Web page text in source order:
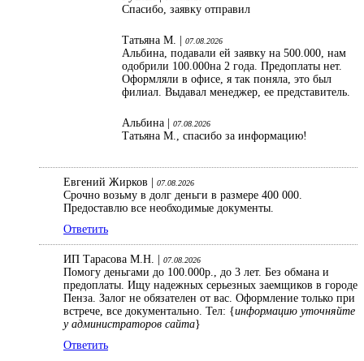
Спасибо, заявку отправил
Татьяна М. | 07.08.2026
Альбина, подавали ей заявку на 500.000, нам
одобрили 100.000на 2 года. Предоплаты нет.
Оформляли в офисе, я так поняла, это был
филиал. Выдавал менеджер, ее представитель.
Альбина | 07.08.2026
Татьяна М., спасибо за информацию!
Евгений Жирков | 07.08.2026
Срочно возьму в долг деньги в размере 400 000.
Предоставлю все необходимые документы.
Ответить
ИП Тарасова М.Н. | 07.08.2026
Помогу деньгами до 100.000р., до 3 лет. Без обмана и
предоплаты. Ищу надежных серьезных заемщиков в городе
Пенза. Залог не обязателен от вас. Оформление только при
встрече, все документально. Тел: {информацию уточняйте
у администраторов сайта}
Ответить